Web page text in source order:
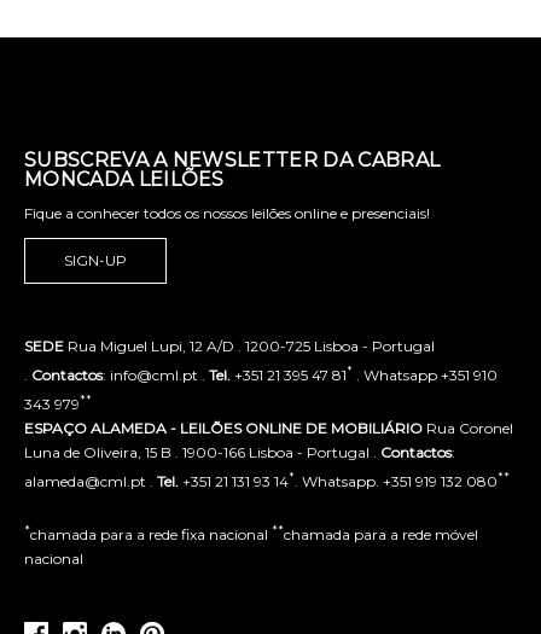
SUBSCREVA A NEWSLETTER DA CABRAL
MONCADA LEILÕES
Fique a conhecer todos os nossos leilões online e presenciais!
SIGN-UP
SEDE Rua Miguel Lupi, 12 A/D . 1200-725 Lisboa - Portugal
Contactos: info@cml.pt . Tel. +351 21 395 47 81* . Whatsapp +351 910
343 979**
ESPAÇO ALAMEDA - LEILÕES ONLINE DE MOBILIÁRIO Rua Coronel
Luna de Oliveira, 15 B . 1900-166 Lisboa - Portugal . Contactos:
alameda@cml.pt . Tel. +351 21 131 93 14* . Whatsapp. +351 919 132 080**
*chamada para a rede fixa nacional **chamada para a rede móvel
nacional